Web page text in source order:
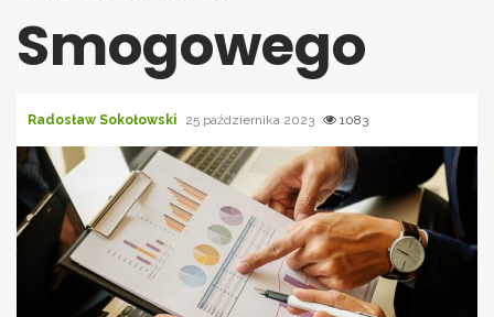
Smogowego
Radosław Sokołowski 25 października 2023 1083